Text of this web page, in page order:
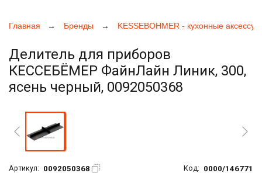
Главная Бренды KESSEBOHMER - кухонные
Делитель для приборов
КЕССЕБЁМЕР ФайнЛайн Линик, 300,
ясень черный, 0092050368
Артикул: 0092050368 Код: 0000/146771